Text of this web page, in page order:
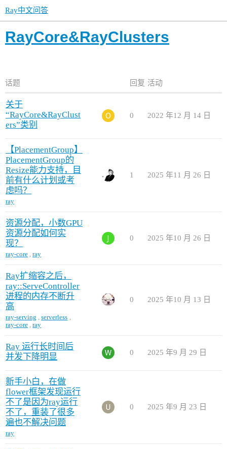
Ray中文问答
RayCore&RayClusters
话题 回复 活动
关于
“RayCore&RayClust
ers”类别
0 2022 年12 月 14 日
【PlacementGroup】
PlacementGroup的
Resize能力支持，目
前有什么计划或考
虑吗？
ray
1 2025 年11 月 26 日
资源分配，小数GPU
资源分配如何实
现？
ray-core ,ray
0 2025 年10 月 26 日
Ray扩缩容之后，
ray::ServeController
进程的内存不断升
高
ray-serving ,serverless ,
ray-core ,ray
0 2025 年10 月 13 日
Ray 运行长时间后
并发下降明显
0 2025 年9 月 29 日
新手小白，在做
flower框架发现运行
不了是因为ray运行
不了，重装了很多
遍也不解决问题
ray
0 2025 年9 月 23 日